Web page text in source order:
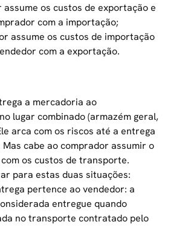
assume os custos de exportação e
com a importação;
assume os custos de importação
com a exportação.
a mercadoria ao
lugar combinado (armazém geral,
arca com os riscos até a entrega
cabe ao comprador assumir o
os custos de transporte.
para estas duas situações:
pertence ao vendedor: a
entregue quando
no transporte contratado pelo